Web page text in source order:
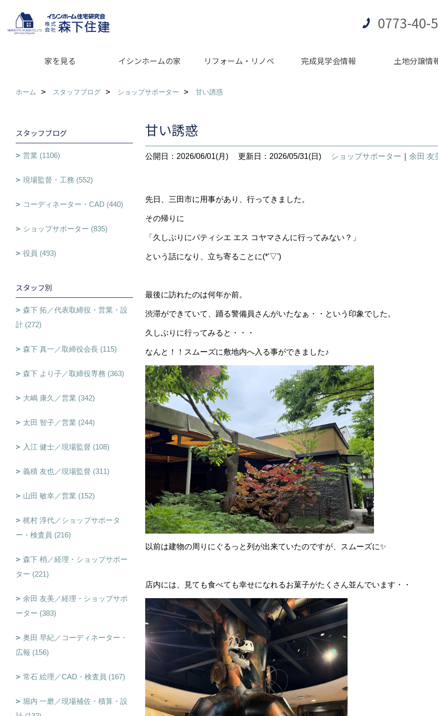
0773-40-
家を見る イシンホームの家 リフォーム・リノベ 完成見学会情報 土地分譲情
ホーム スタッフブログ ショップサポーター 甘い誘惑
甘い誘惑
公開日：2026/06/01(月) 更新日：2026/05/31(日) ショップサポーター 余田 友
先日、三田市に用事があり、行ってきました。
その帰りに
「久しぶりにパティシエ エス コヤマさんに行ってみない？」
という話になり、立ち寄ることに(*'▽')
最後に訪れたのは何年か前。
渋滞ができていて、踊る警備員さんがいたなぁ・・という印象でした。
久しぶりに行ってみると・・・
なんと！！スムーズに敷地内へ入る事ができました♪
以前は建物の周りにぐるっと列が出来ていたのですが、スムーズに✨
店内には、見ても食べても幸せになれるお菓子がたくさん並んでいます・・
スタッフブログ
営業 (1106)
現場監督・工務 (552)
コーディネーター・CAD (440)
ショップサポーター (835)
役員 (493)
スタッフ別
森下 拓／代表取締役・営業・設
計 (272)
森下 真一／取締役会長 (115)
森下 より子／取締役専務 (363)
大嶋 康久／営業 (342)
太田 智子／営業 (244)
入江 健士／現場監督 (108)
義積 友也／現場監督 (311)
山田 敏幸／営業 (152)
梶村 淳代／ショップサポータ
ー・検査員 (216)
森下 梢／経理・ショップサポー
ター (221)
余田 友美／経理・ショップサポ
ーター (383)
奥田 早紀／コーディネーター・
広報 (156)
常石 絵理／CAD・検査員 (167)
堀内 一磨／現場補佐・積算・設